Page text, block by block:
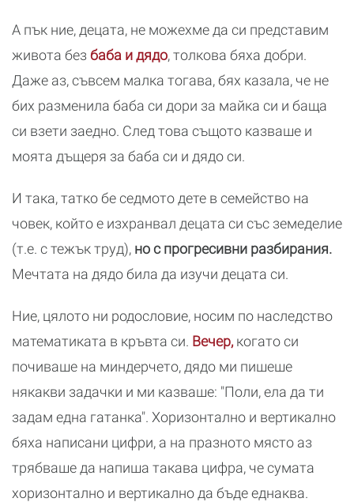
А пък ние, децата, не можехме да си представим
живота без баба и дядо, толкова бяха добри.
Даже аз, съвсем малка тогава, бях казала, че не
бих разменила баба си дори за майка си и баща
си взети заедно. След това същото казваше и
моята дъщеря за баба си и дядо си.
И така, татко бе седмото дете в семейство на
човек, който е изхранвал децата си със земеделие
(т.е. с тежък труд), но с прогресивни разбирания.
Мечтата на дядо била да изучи децата си.
Ние, цялото ни родословие, носим по наследство
математиката в кръвта си. Вечер,когато си
почиваше на миндерчето, дядо ми пишеше
някакви задачки и ми казваше: "Поли, ела да ти
задам една гатанка". Хоризонтално и вертикално
бяха написани цифри, а на празното място аз
трябваше да напиша такава цифра, че сумата
хоризонтално и вертикално да бъде еднаква.